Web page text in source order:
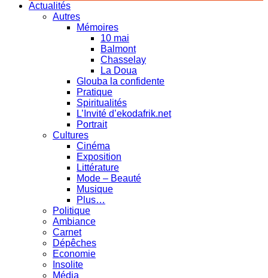
Actualités
Autres
Mémoires
10 mai
Balmont
Chasselay
La Doua
Glouba la confidente
Pratique
Spiritualités
L’Invité d’ekodafrik.net
Portrait
Cultures
Cinéma
Exposition
Littérature
Mode – Beauté
Musique
Plus…
Politique
Ambiance
Carnet
Dépêches
Economie
Insolite
Média